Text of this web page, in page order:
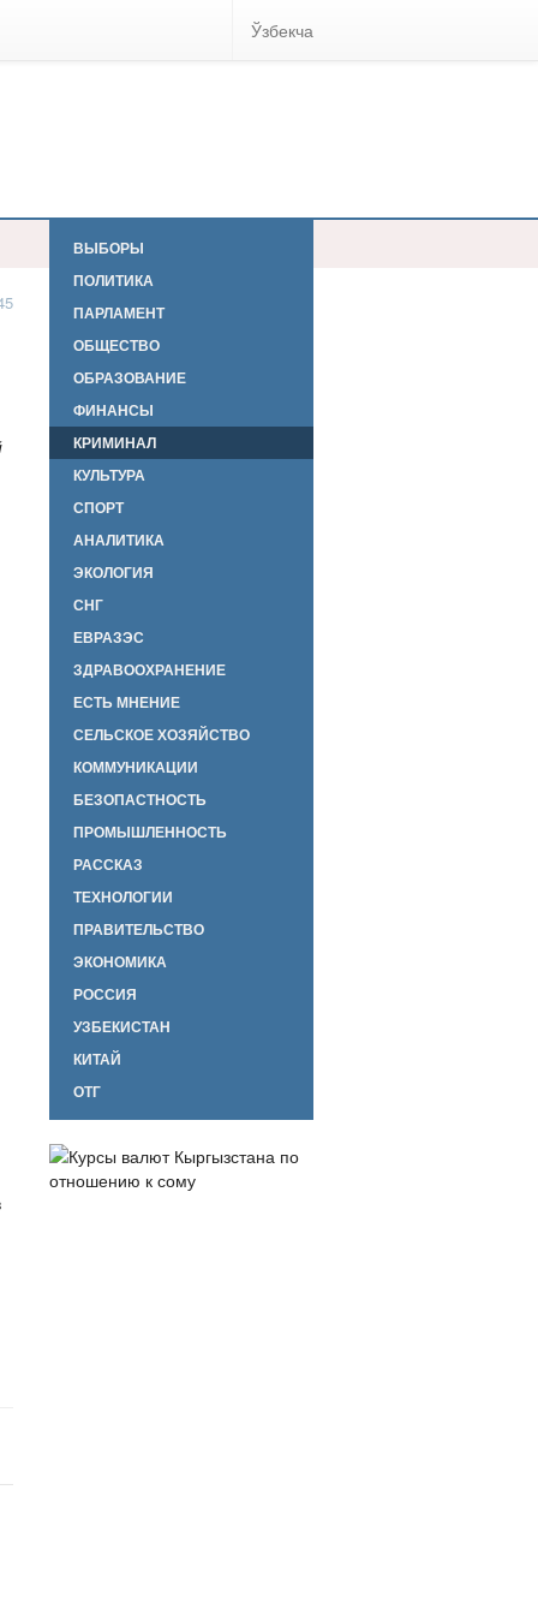
Ўзбекча
ВЫБОРЫ
ПОЛИТИКА
ПАРЛАМЕНТ
ОБЩЕСТВО
ОБРАЗОВАНИЕ
ФИНАНСЫ
КРИМИНАЛ
КУЛЬТУРА
СПОРТ
АНАЛИТИКА
ЭКОЛОГИЯ
СНГ
ЕВРАЗЭС
ЗДРАВООХРАНЕНИЕ
ЕСТЬ МНЕНИЕ
СЕЛЬСКОЕ ХОЗЯЙСТВО
КОММУНИКАЦИИ
БЕЗОПАСТНОСТЬ
ПРОМЫШЛЕННОСТЬ
РАССКАЗ
ТЕХНОЛОГИИ
ПРАВИТЕЛЬСТВО
ЭКОНОМИКА
РОССИЯ
УЗБЕКИСТАН
КИТАЙ
ОТГ